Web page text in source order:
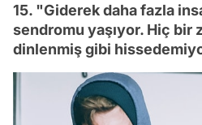
15. "Giderek daha fazla
sendromu yaşıyor. Hiç bir
dinlenmiş gibi